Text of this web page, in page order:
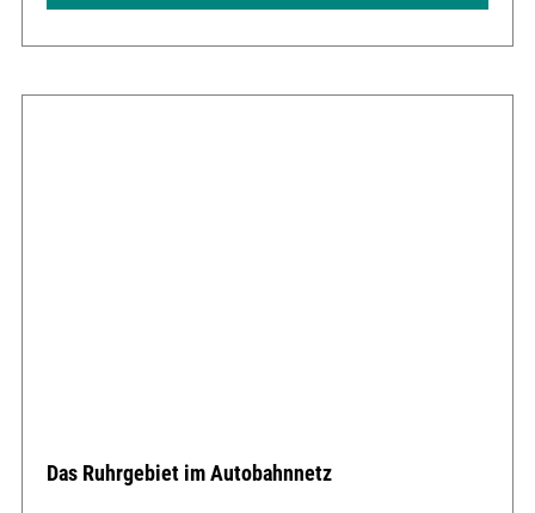
Das Ruhrgebiet im Autobahnnetz